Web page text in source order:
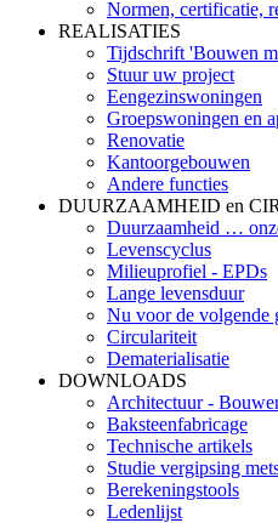
Normen, certificatie,
REALISATIES
Tijdschrift 'Bouwen
Stuur uw project
Eengezinswoningen
Groepswoningen en
Renovatie
Kantoorgebouwen
Andere functies
DUURZAAMHEID en
Duurzaamheid …
Levenscyclus
Milieuprofiel - EPDs
Lange levensduur
Nu voor de volgende
Circulariteit
Dematerialisatie
DOWNLOADS
Architectuur -
Baksteenfabricage
Technische artikels
Studie vergipsing
Berekeningstools
Ledenlijst